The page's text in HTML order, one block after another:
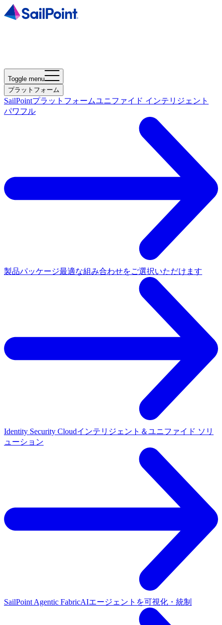
Toggle menu
プラットフォーム
SailPointプラットフォームユニファイド インテリジェント
パワフル
製品パッケージ最適な組み合わせをご選択いただけます
Identity Security Cloudインテリジェント＆ユニファイド ソリ
ューション
SailPoint Agentic FabricAIエージェントを可視化・統制